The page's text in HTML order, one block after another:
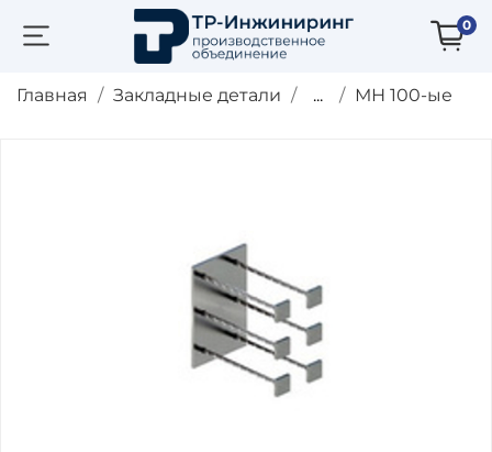
0
Главная Закладные детали ... МН 100-ые